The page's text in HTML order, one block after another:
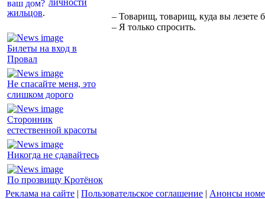
жильцов.
Билеты на вход в
Провал
Не спасайте меня, это
слишком дорого
Сторонник
естественной красоты
Никогда не сдавайтесь
По прозвищу Кротёнок
– Товарищ, товарищ, куда вы лезете
– Я только спросить.
Реклама на сайте | Пользовательское соглашение | Анонсы